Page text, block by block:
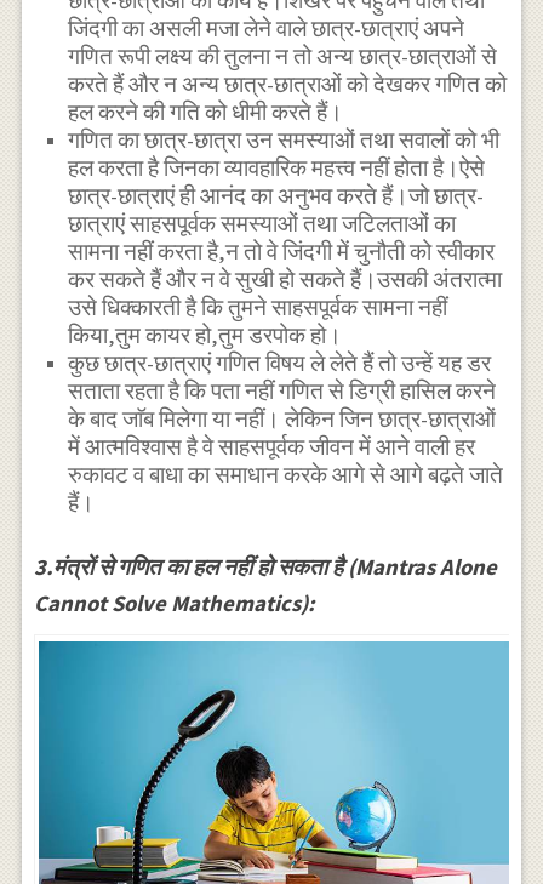
जिंदगी का असली मजा लेने वाले छात्र-छात्राएं अपने
गणित रूपी लक्ष्य की तुलना न तो अन्य छात्र-छात्राओं से
करते हैं और न अन्य छात्र-छात्राओं को देखकर गणित को
हल करने की गति को धीमी करते हैं।
गणित का छात्र-छात्रा उन समस्याओं तथा सवालों को भी
हल करता है जिनका व्यावहारिक महत्त्व नहीं होता है।ऐसे
छात्र-छात्राएं ही आनंद का अनुभव करते हैं।जो छात्र-
छात्राएं साहसपूर्वक समस्याओं तथा जटिलताओं का
सामना नहीं करता है,न तो वे जिंदगी में चुनौती को स्वीकार
कर सकते हैं और न वे सुखी हो सकते हैं।उसकी अंतरात्मा
उसे धिक्कारती है कि तुमने साहसपूर्वक सामना नहीं
किया,तुम कायर हो,तुम डरपोक हो।
कुछ छात्र-छात्राएं गणित विषय ले लेते हैं तो उन्हें यह डर
सताता रहता है कि पता नहीं गणित से डिग्री हासिल करने
के बाद जाॅब मिलेगा या नहीं। लेकिन जिन छात्र-छात्राओं
में आत्मविश्वास है वे साहसपूर्वक जीवन में आने वाली हर
रुकावट व बाधा का समाधान करके आगे से आगे बढ़ते जाते
हैं।
3.मंत्रों से गणित का हल नहीं हो सकता है (Mantras Alone
Cannot Solve Mathematics):